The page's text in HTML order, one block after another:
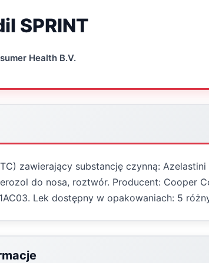
SPRINT
Health B.V.
zawierający substancję czynną:
do nosa, roztwór. Producent: Cooper
Lek dostępny w opakowaniach: 5